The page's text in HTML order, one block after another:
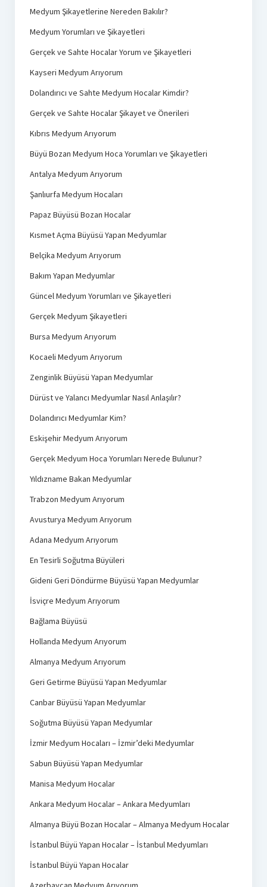
Medyum Şikayetlerine Nereden Bakılır?
Medyum Yorumları ve Şikayetleri
Gerçek ve Sahte Hocalar Yorum ve Şikayetleri
Kayseri Medyum Arıyorum
Dolandırıcı ve Sahte Medyum Hocalar Kimdir?
Gerçek ve Sahte Hocalar Şikayet ve Önerileri
Kıbrıs Medyum Arıyorum
Büyü Bozan Medyum Hoca Yorumları ve Şikayetleri
Antalya Medyum Arıyorum
Şanlıurfa Medyum Hocaları
Papaz Büyüsü Bozan Hocalar
Kısmet Açma Büyüsü Yapan Medyumlar
Belçika Medyum Arıyorum
Bakım Yapan Medyumlar
Güncel Medyum Yorumları ve Şikayetleri
Gerçek Medyum Şikayetleri
Bursa Medyum Arıyorum
Kocaeli Medyum Arıyorum
Zenginlik Büyüsü Yapan Medyumlar
Dürüst ve Yalancı Medyumlar Nasıl Anlaşılır?
Dolandırıcı Medyumlar Kim?
Eskişehir Medyum Arıyorum
Gerçek Medyum Hoca Yorumları Nerede Bulunur?
Yıldızname Bakan Medyumlar
Trabzon Medyum Arıyorum
Avusturya Medyum Arıyorum
Adana Medyum Arıyorum
En Tesirli Soğutma Büyüleri
Gideni Geri Döndürme Büyüsü Yapan Medyumlar
İsviçre Medyum Arıyorum
Bağlama Büyüsü
Hollanda Medyum Arıyorum
Almanya Medyum Arıyorum
Geri Getirme Büyüsü Yapan Medyumlar
Canbar Büyüsü Yapan Medyumlar
Soğutma Büyüsü Yapan Medyumlar
İzmir Medyum Hocaları – İzmir’deki Medyumlar
Sabun Büyüsü Yapan Medyumlar
Manisa Medyum Hocalar
Ankara Medyum Hocalar – Ankara Medyumları
Almanya Büyü Bozan Hocalar – Almanya Medyum Hocalar
İstanbul Büyü Yapan Hocalar – İstanbul Medyumları
İstanbul Büyü Yapan Hocalar